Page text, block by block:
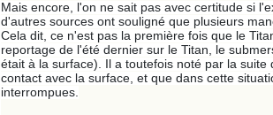
Mais encore, l'on ne sait pas avec certitude si
d'autres sources ont souligné que plusieurs
Cela dit, ce n'est pas la première fois que le
reportage de l'été dernier sur le Titan, le
était à la surface). Il a toutefois noté par la
contact avec la surface, et que dans cette
interrompues.